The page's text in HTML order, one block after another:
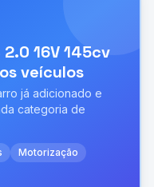
2.0 16V 145cv
veículos
já adicionado e
categoria de
Motorização